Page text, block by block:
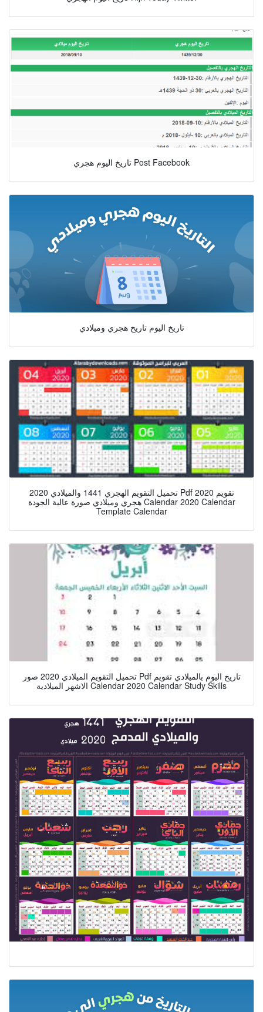
تاريخ اليوم هجري Post Facebook
تاريخ اليوم تاريخ هجري وميلادي
تحميل التقويم الهجري 1441 والميلادي 2020 Pdf تقويم 2020
هجري وميلادي صورة عالية الجودة Calendar 2020 Calendar
Template Calendar
تحميل التقويم الميلادي 2020 صور Pdf تاريخ اليوم بالميلادي تقويم
الاشهر الميلادية Calendar 2020 Calendar Study Skills